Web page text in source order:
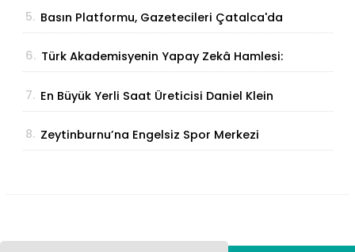
5. Basın Platformu, Gazetecileri Çatalca'da
Buluşturdu
6. Türk Akademisyenin Yapay Zekâ Hamlesi:
7. En Büyük Yerli Saat Üreticisi Daniel Klein
İhracat Atağına Kalktı
8. Zeytinburnu’na Engelsiz Spor Merkezi